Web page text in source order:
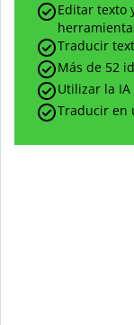
Editar texto
Traducir
Más de 52
Utilizar la
Traducir en